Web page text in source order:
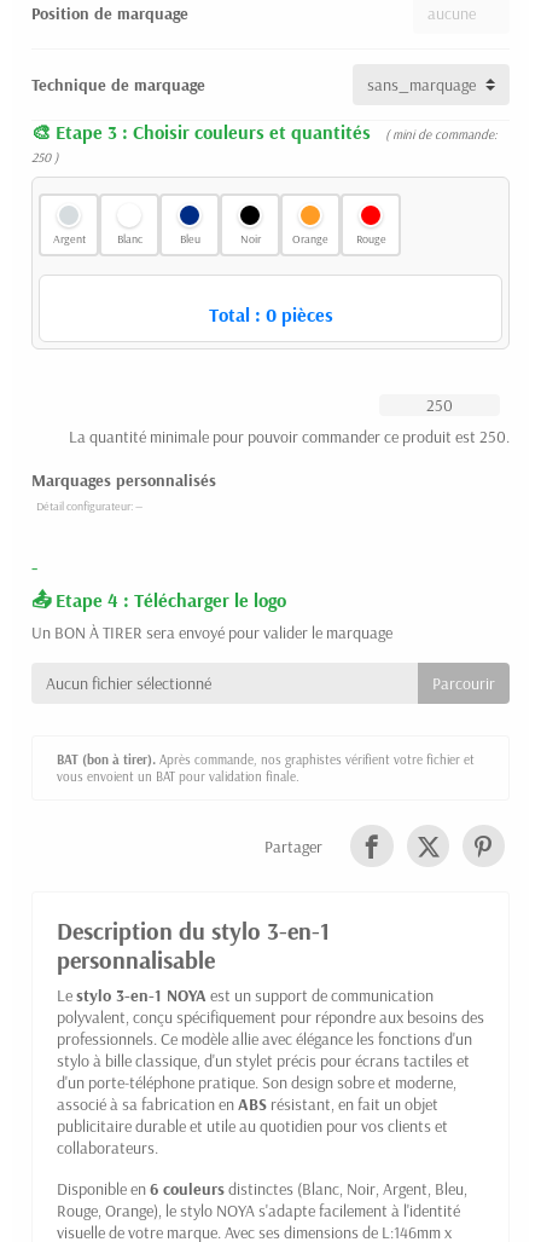
Position de marquage
Technique de marquage
Etape 3 : Choisir couleurs et quantités
( mini de commande:
250 )
Argent Blanc Bleu Noir Orange Rouge
Total : 0pièces
La quantité minimale pour pouvoir commander ce produit est 250.
Marquages personnalisés
-
Etape 4 : Télécharger le logo
Un BON À TIRER sera envoyé pour valider le marquage
Aucun fichier sélectionné
BAT (bon à tirer). Après commande, nos graphistes vérifient votre fichier et
vous envoient un BAT pour validation finale.
Partager
Description du stylo 3-en-1
personnalisable
Lestylo 3-en-1 NOYA est un support de communication
polyvalent, conçu spécifiquement pour répondre aux besoins des
professionnels. Ce modèle allie avec élégance les fonctions d'un
stylo à bille classique, d'un stylet précis pour écrans tactiles et
d'un porte-téléphone pratique. Son design sobre et moderne,
associé à sa fabrication enABS résistant, en fait un objet
publicitaire durable et utile au quotidien pour vos clients et
collaborateurs.
Disponible en6 couleursdistinctes (Blanc, Noir, Argent, Bleu,
Rouge, Orange), le stylo NOYA s'adapte facilement à l'identité
visuelle de votre marque. Avec ses dimensions de L:146mm x